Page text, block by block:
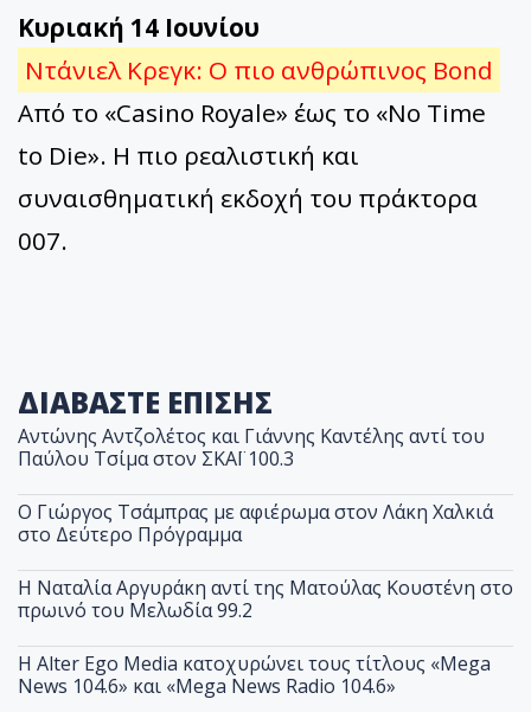
Κυριακή 14 Ιουνίου
Ντάνιελ Κρεγκ: Ο πιο ανθρώπινος Bond
Από το «Casino Royale» έως το «No Time
to Die». Η πιο ρεαλιστική και
συναισθηματική εκδοχή του πράκτορα
007.
ΔΙΑΒΑΣΤΕ ΕΠΙΣΗΣ
Αντώνης Αντζολέτος και Γιάννης Καντέλης αντί του
Παύλου Τσίμα στον ΣΚΑΪ 100.3
O Γιώργος Τσάμπρας με αφιέρωμα στον Λάκη Χαλκιά
στο Δεύτερο Πρόγραμμα
Η Ναταλία Αργυράκη αντί της Ματούλας Κουστένη στο
πρωινό του Μελωδία 99.2
Η Alter Ego Media κατοχυρώνει τους τίτλους «Mega
News 104.6» και «Mega News Radio 104.6»